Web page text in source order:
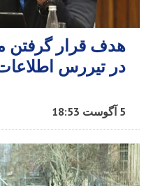
هدف قرار گرفتن
در تیررس
5 آگوست 18:53